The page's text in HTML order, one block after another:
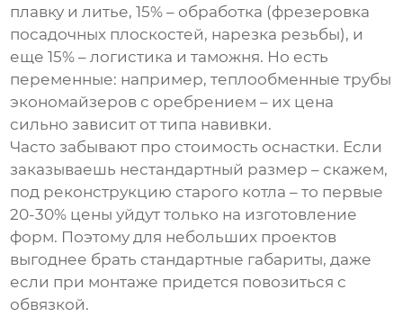
плавку и литье, 15% – обработка (фрезеровка
посадочных плоскостей, нарезка резьбы), и
еще 15% – логистика и таможня. Но есть
переменные: например,теплообменные трубы
экономайзеров с оребрением – их цена
сильно зависит от типа навивки.
Часто забывают про стоимость оснастки. Если
заказываешь нестандартный размер – скажем,
под реконструкцию старого котла – то первые
20-30% цены уйдут только на изготовление
форм. Поэтому для небольших проектов
выгоднее брать стандартные габариты, даже
если при монтаже придется повозиться с
обвязкой.